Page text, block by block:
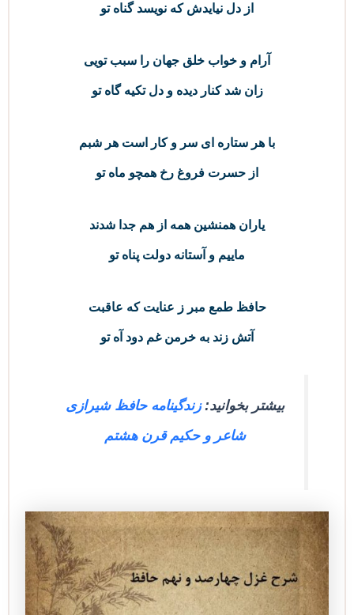
از دل نیایدش که نویسد گناه تو
آرام و خواب خلق جهان را سبب تویی
زان شد کنار دیده و دل تکیه گاه تو
با هر ستاره‌ ای سر و کار است هر شبم
از حسرت فروغ رخ همچو ماه تو
یاران همنشین همه از هم جدا شدند
ماییم و آستانه دولت پناه تو
حافظ طمع مبر ز عنایت که عاقبت
آتش زند به خرمن غم دود آه تو
بیشتر بخوانید:زندگینامه حافظ شیرازی
شاعر و حکیم قرن هشتم